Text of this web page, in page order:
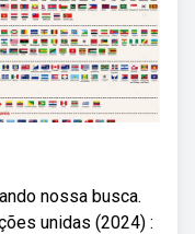
nossa busca.
unidas (2024) :